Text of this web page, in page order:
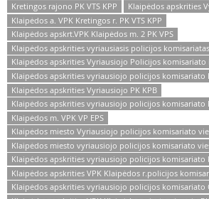
Kretingos rajono PK VTS KPP
Klaipėdos apskrities
Klaipėdos a. VPK Kretingos r. PK VTS KPP
Klaipėdos apskrt.VPK Klaipėdos m. 2 PK VPS
Klaipėdos apskrities vyriausiasis policijos
Klaipėdos apskrities Vyriausiojo Policijos
Klaipėdos apskrities vyriausiojo policijos
Klaipėdos apskrities Vyriausiojo PK KPB
Klaipėdos apskrities vyriausiojo policijos
Klaipėdos m. VPK VP EPS
Klaipėdos miesto Vyriausiojo policijos komisariato
Klaipėdos miesto vyriausiojo policijos komisariato
Klaipėdos apskrities vyriausiojo policijos
Klaipėdos apskrities VPK Klaipėdos r.policijos
Klaipėdos apskrities vyriausiojo policijos